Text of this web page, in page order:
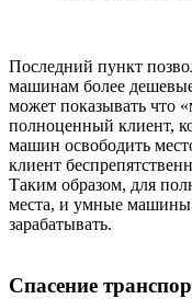
Последний пункт
машинам более
может показывать что
полноценный клиент,
машин освободить
клиент
Таким образом, для
места, и умные
зарабатывать.
Спасение